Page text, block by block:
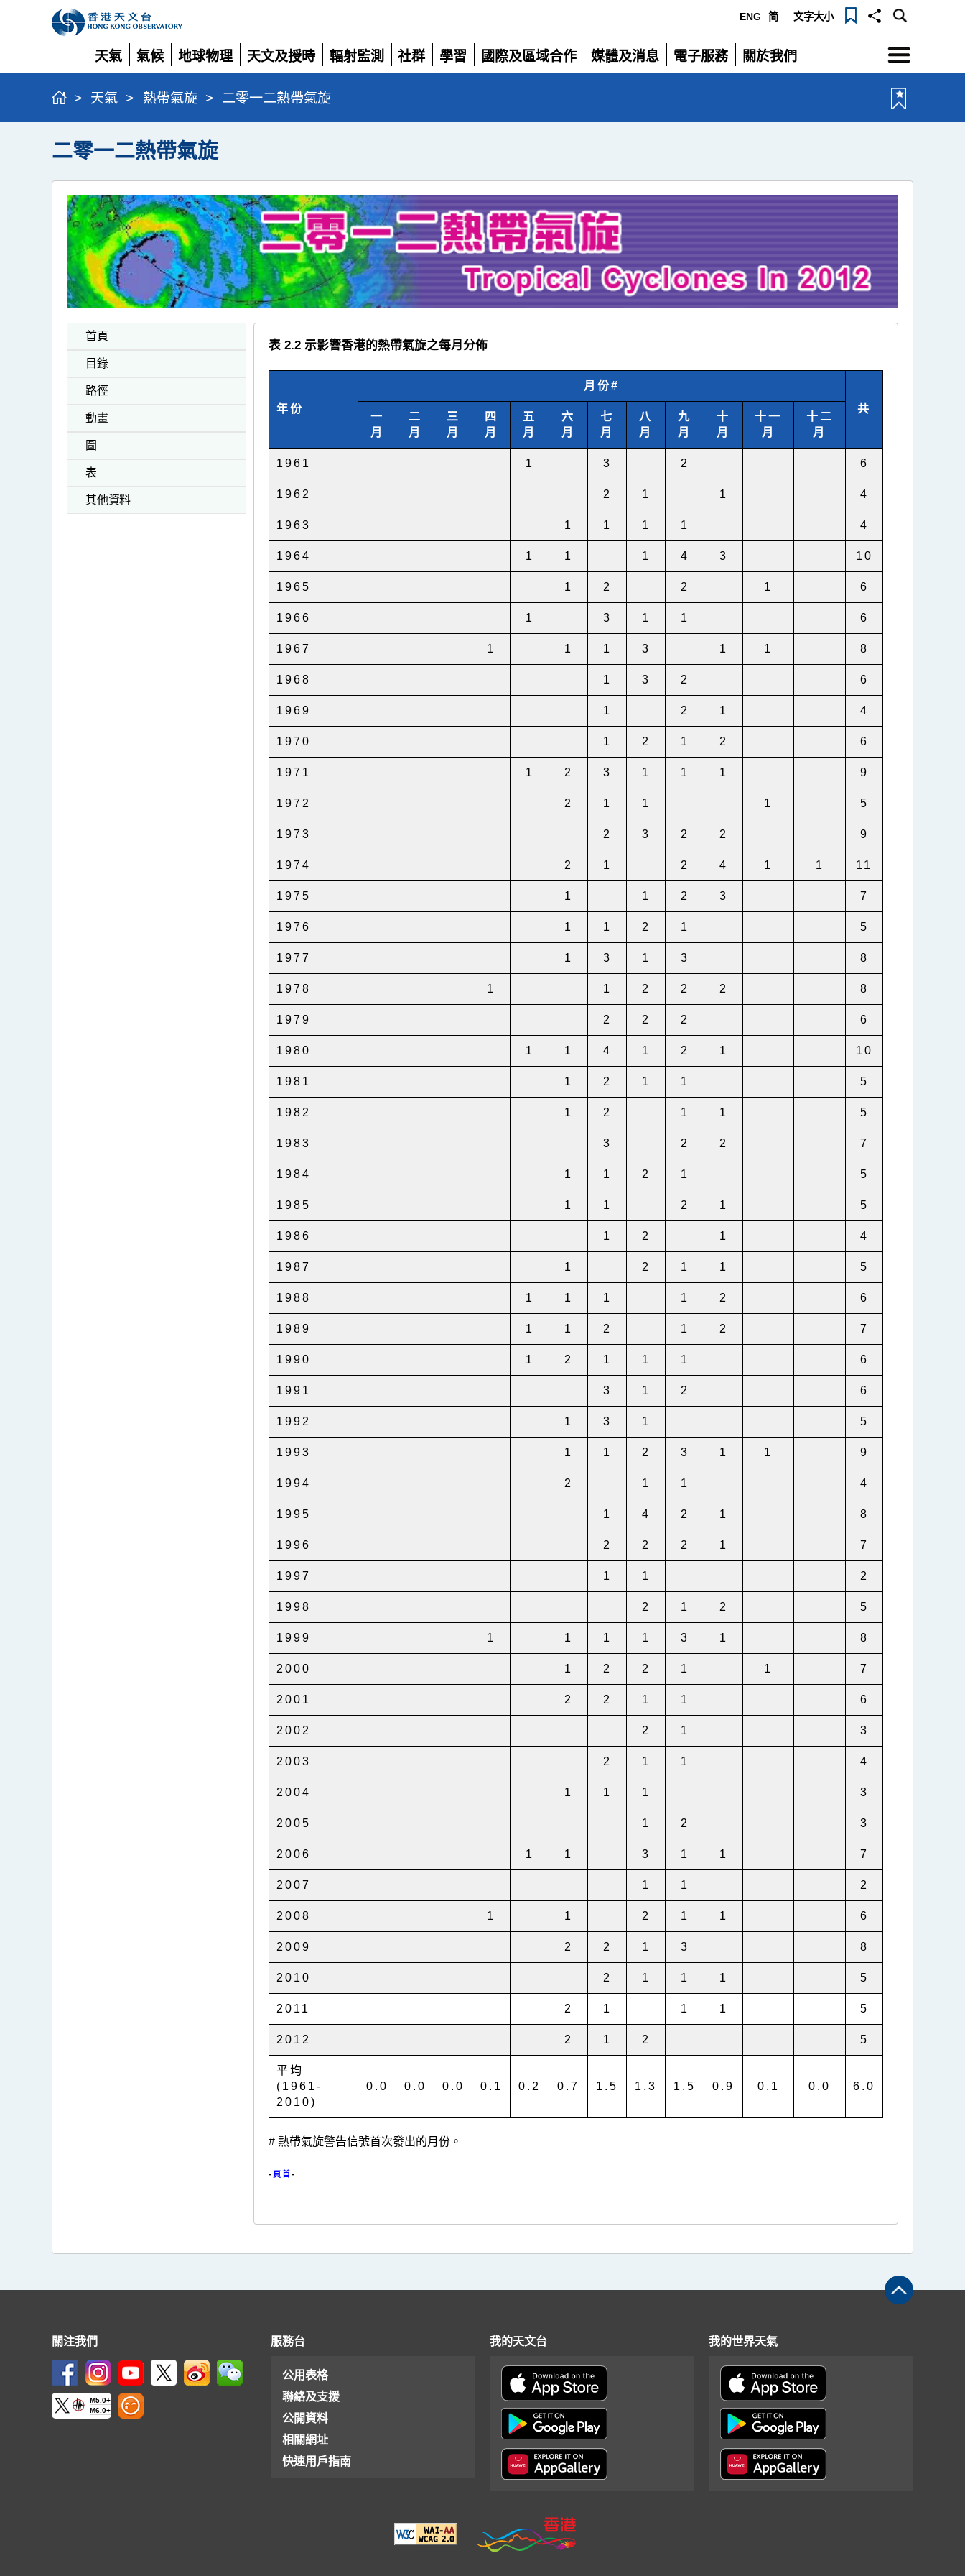
ENG 简 文字大小
天氣
展
開
氣候
展
開
地球物理
展
開
天文及授時
展
開
輻射監測
展
開
社群
展
學習
展
國際及區域合作
展
媒體及消息
展
電子服務
展
關於我們
展
選
單
> 天氣 > 熱帶氣旋 > 二零一二熱帶氣旋
二零一二熱帶氣旋
首頁
目錄
路徑
動畫
圖
表
其他資料
表 2.2 示影響香港的熱帶氣旋之每月分佈
年份
月份#
共
一
月
二
月
三
月
四
月
五
月
六
月
七
月
八
月
九
月
十
月
十一
月
十二
月
1961 1 3 2 6
1962 2 1 1 4
1963 1 1 1 1 4
1964 1 1 1 4 3 10
1965 1 2 2 1 6
1966 1 3 1 1 6
1967 1 1 1 3 1 1 8
1968 1 3 2 6
1969 1 2 1 4
1970 1 2 1 2 6
1971 1 2 3 1 1 1 9
1972 2 1 1 1 5
1973 2 3 2 2 9
1974 2 1 2 4 1 1 11
1975 1 1 2 3 7
1976 1 1 2 1 5
1977 1 3 1 3 8
1978 1 1 2 2 2 8
1979 2 2 2 6
1980 1 1 4 1 2 1 10
1981 1 2 1 1 5
1982 1 2 1 1 5
1983 3 2 2 7
1984 1 1 2 1 5
1985 1 1 2 1 5
1986 1 2 1 4
1987 1 2 1 1 5
1988 1 1 1 1 2 6
1989 1 1 2 1 2 7
1990 1 2 1 1 1 6
1991 3 1 2 6
1992 1 3 1 5
1993 1 1 2 3 1 1 9
1994 2 1 1 4
1995 1 4 2 1 8
1996 2 2 2 1 7
1997 1 1 2
1998 2 1 2 5
1999 1 1 1 1 3 1 8
2000 1 2 2 1 1 7
2001 2 2 1 1 6
2002 2 1 3
2003 2 1 1 4
2004 1 1 1 3
2005 1 2 3
2006 1 1 3 1 1 7
2007 1 1 2
2008 1 1 2 1 1 6
2009 2 2 1 3 8
2010 2 1 1 1 5
2011 2 1 1 1 5
2012 2 1 2 5
平均
(1961-
2010)
0.0 0.0 0.0 0.1 0.2 0.7 1.5 1.3 1.5 0.9 0.1 0.0 6.0
# 熱帶氣旋警告信號首次發出的月份。
- 頁首-
關注我們
M5.0+
M6.0+
服務台
公用表格
聯絡及支援
公開資料
相關網址
快速用戶指南
我的天文台 我的世界天氣